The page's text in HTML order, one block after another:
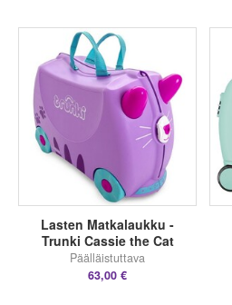
Lasten Matkalaukku -
Trunki Cassie the Cat
Päälläistuttava
63,00 €